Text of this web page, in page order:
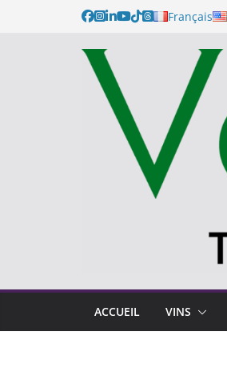
Français
ACCUEIL VINS